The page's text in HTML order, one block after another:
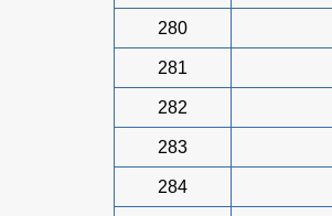
280
281
282
283
284